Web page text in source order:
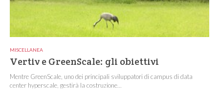
MISCELLANEA
Vertiv e GreenScale: gli obiettivi
Mentre GreenScale, uno dei principali sviluppatori di campus di data
center hyperscale, gestirà la costruzione...